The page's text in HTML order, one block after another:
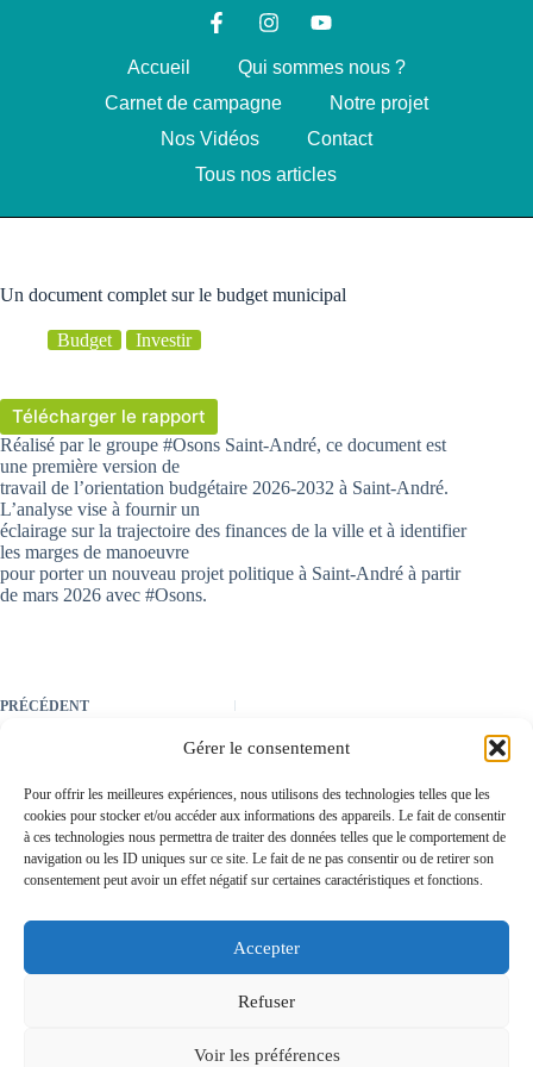
Gérer le consentement
Pour offrir les meilleures expériences, nous utilisons des technologies telles que les
cookies pour stocker et/ou accéder aux informations des appareils. Le fait de consentir
à ces technologies nous permettra de traiter des données telles que le comportement de
navigation ou les ID uniques sur ce site. Le fait de ne pas consentir ou de retirer son
consentement peut avoir un effet négatif sur certaines caractéristiques et fonctions.
Accepter
Refuser
Voir les préférences
Accueil
Qui sommes nous ?
Carnet de campagne
Notre projet
Nos Vidéos
Contact
Tous nos articles
Un document complet sur le budget municipal
Budget Investir
Télécharger le rapport
Réalisé par le groupe #Osons Saint-André, ce document est
une première version de
travail de l’orientation budgétaire 2026-2032 à Saint-André.
L’analyse vise à fournir un
éclairage sur la trajectoire des finances de la ville et à identifier
les marges de manoeuvre
pour porter un nouveau projet politique à Saint-André à partir
de mars 2026 avec #Osons.
PRÉCÉDENT
Osons Saint-André avec Cyprien RICHER Liste
Mentions légales
Politique de confidentialité